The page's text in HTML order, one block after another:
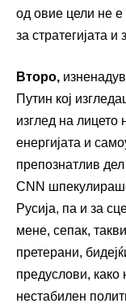
од овие цели не
за стратегијата
Второ,
Путин кој
изглед на лицето
енергијата и
препознатлив
CNN
Русија, па и за
мене, сепак,
претерани,
предуслови, како
нестабилен